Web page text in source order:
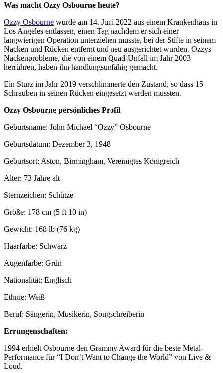
Was macht Ozzy Osbourne heute?
Ozzy Osbourne wurde am 14. Juni 2022 aus einem Krankenhaus in
Los Angeles entlassen, einen Tag nachdem er sich einer
langwierigen Operation unterziehen musste, bei der Stifte in seinem
Nacken und Rücken entfernt und neu ausgerichtet wurden. Ozzys
Nackenprobleme, die von einem Quad-Unfall im Jahr 2003
herrühren, haben ihn handlungsunfähig gemacht.
Ein Sturz im Jahr 2019 verschlimmerte den Zustand, so dass 15
Schrauben in seinen Rücken eingesetzt werden mussten.
Ozzy Osbourne persönliches Profil
Geburtsname: John Michael “Ozzy” Osbourne
Geburtsdatum: Dezember 3, 1948
Geburtsort: Aston, Birmingham, Vereinigtes Königreich
Alter: 73 Jahre alt
Sternzeichen: Schütze
Größe: 178 cm (5 ft 10 in)
Gewicht: 168 lb (76 kg)
Haarfarbe: Schwarz
Augenfarbe: Grün
Nationalität: Englisch
Ethnie: Weiß
Beruf: Sängerin, Musikerin, Songschreiberin
Errungenschaften:
1994 erhielt Osbourne den Grammy Award für die beste Metal-
Performance für “I Don’t Want to Change the World” von Live &
Loud.